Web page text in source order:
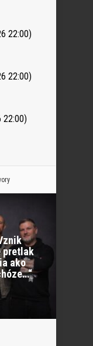
22:00)
22:00)
22:00)
pretlak
ako